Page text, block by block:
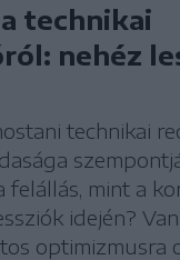
technikai
nehéz
technikai
felállás, mint a
idején?
optimizmusra